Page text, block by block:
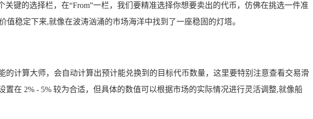
键的选择栏，在“From”一栏，我们要精准选择你想要卖出的代币，仿佛在挑选一件准
稳定下来,就像在波涛汹涌的市场海洋中找到了一座稳固的灯塔。
计算大师，会自动计算出预计能兑换到的目标代币数量，这里要特别注意查看交易滑
在 2% - 5% 较为合适，但具体的数值可以根据市场的实际情况进行灵活调整,就像船